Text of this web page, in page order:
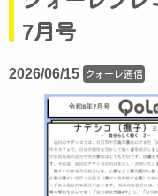
7月号
2026/06/15 クォーレ通信